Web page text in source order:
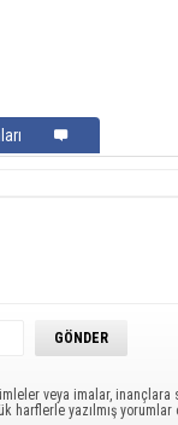
veya imalar, inançlara
harflerle yazılmış yorumlar